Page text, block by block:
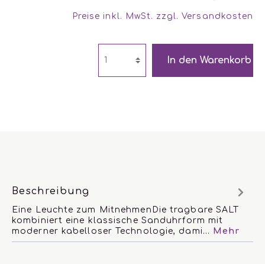
Preise inkl. MwSt. zzgl. Versandkosten
In den Warenkorb
Beschreibung
Eine Leuchte zum MitnehmenDie tragbare SALT
kombiniert eine klassische Sanduhrform mit
moderner kabelloser Technologie, dami…
Mehr